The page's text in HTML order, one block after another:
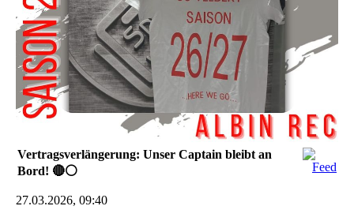
Vertragsverlängerung: Unser Captain bleibt an
Bord! 🔴⚪
27.03.2026, 09:40